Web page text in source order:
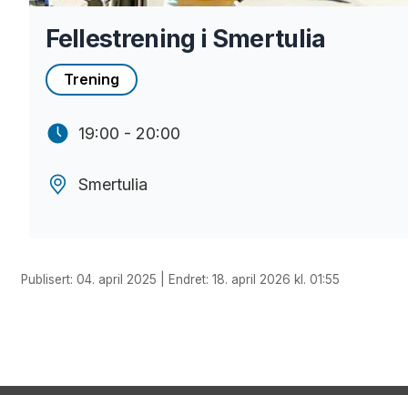
Fellestrening i Smertulia
Trening
19:00 - 20:00
Smertulia
Publisert: 04. april 2025 | Endret: 18. april 2026 kl. 01:55